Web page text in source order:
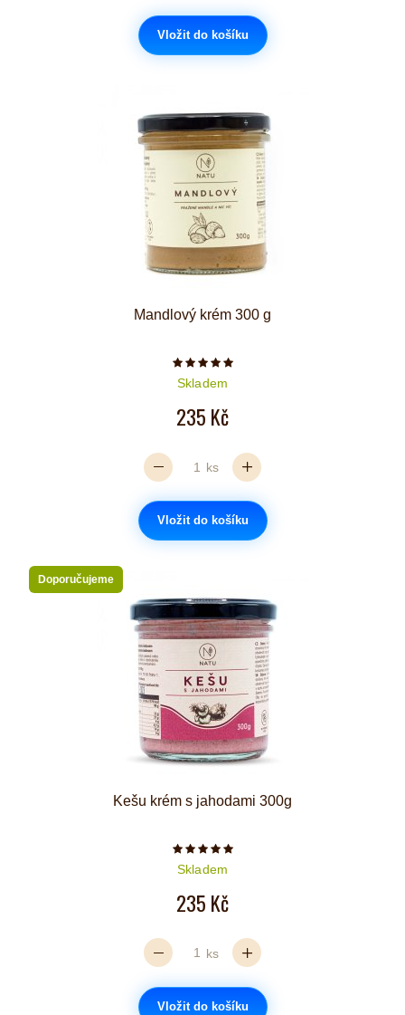
Vložit do košíku
Mandlový krém 300 g
Počet hvězdiček je 5 z 5
Skladem
235 Kč
ks
Vložit do košíku
Doporučujeme
Kešu krém s jahodami 300g
Počet hvězdiček je 5 z 5
Skladem
235 Kč
ks
Vložit do košíku